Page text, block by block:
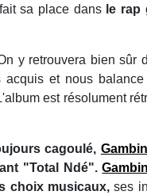
sa place dans le rap
y retrouvera bien sûr
et nous balance
est résolument
cagoulé,
"Total Ndé".
choix musicaux,ses